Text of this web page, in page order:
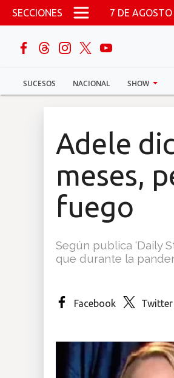
Pasar al contenido principal
SECCIONES 7 DE
SUCESOS NACIONAL SHOW
buscar
Sucesos
Adele
meses,
fuego
Según publica ‘Daily
que durante la
Facebook Twitter